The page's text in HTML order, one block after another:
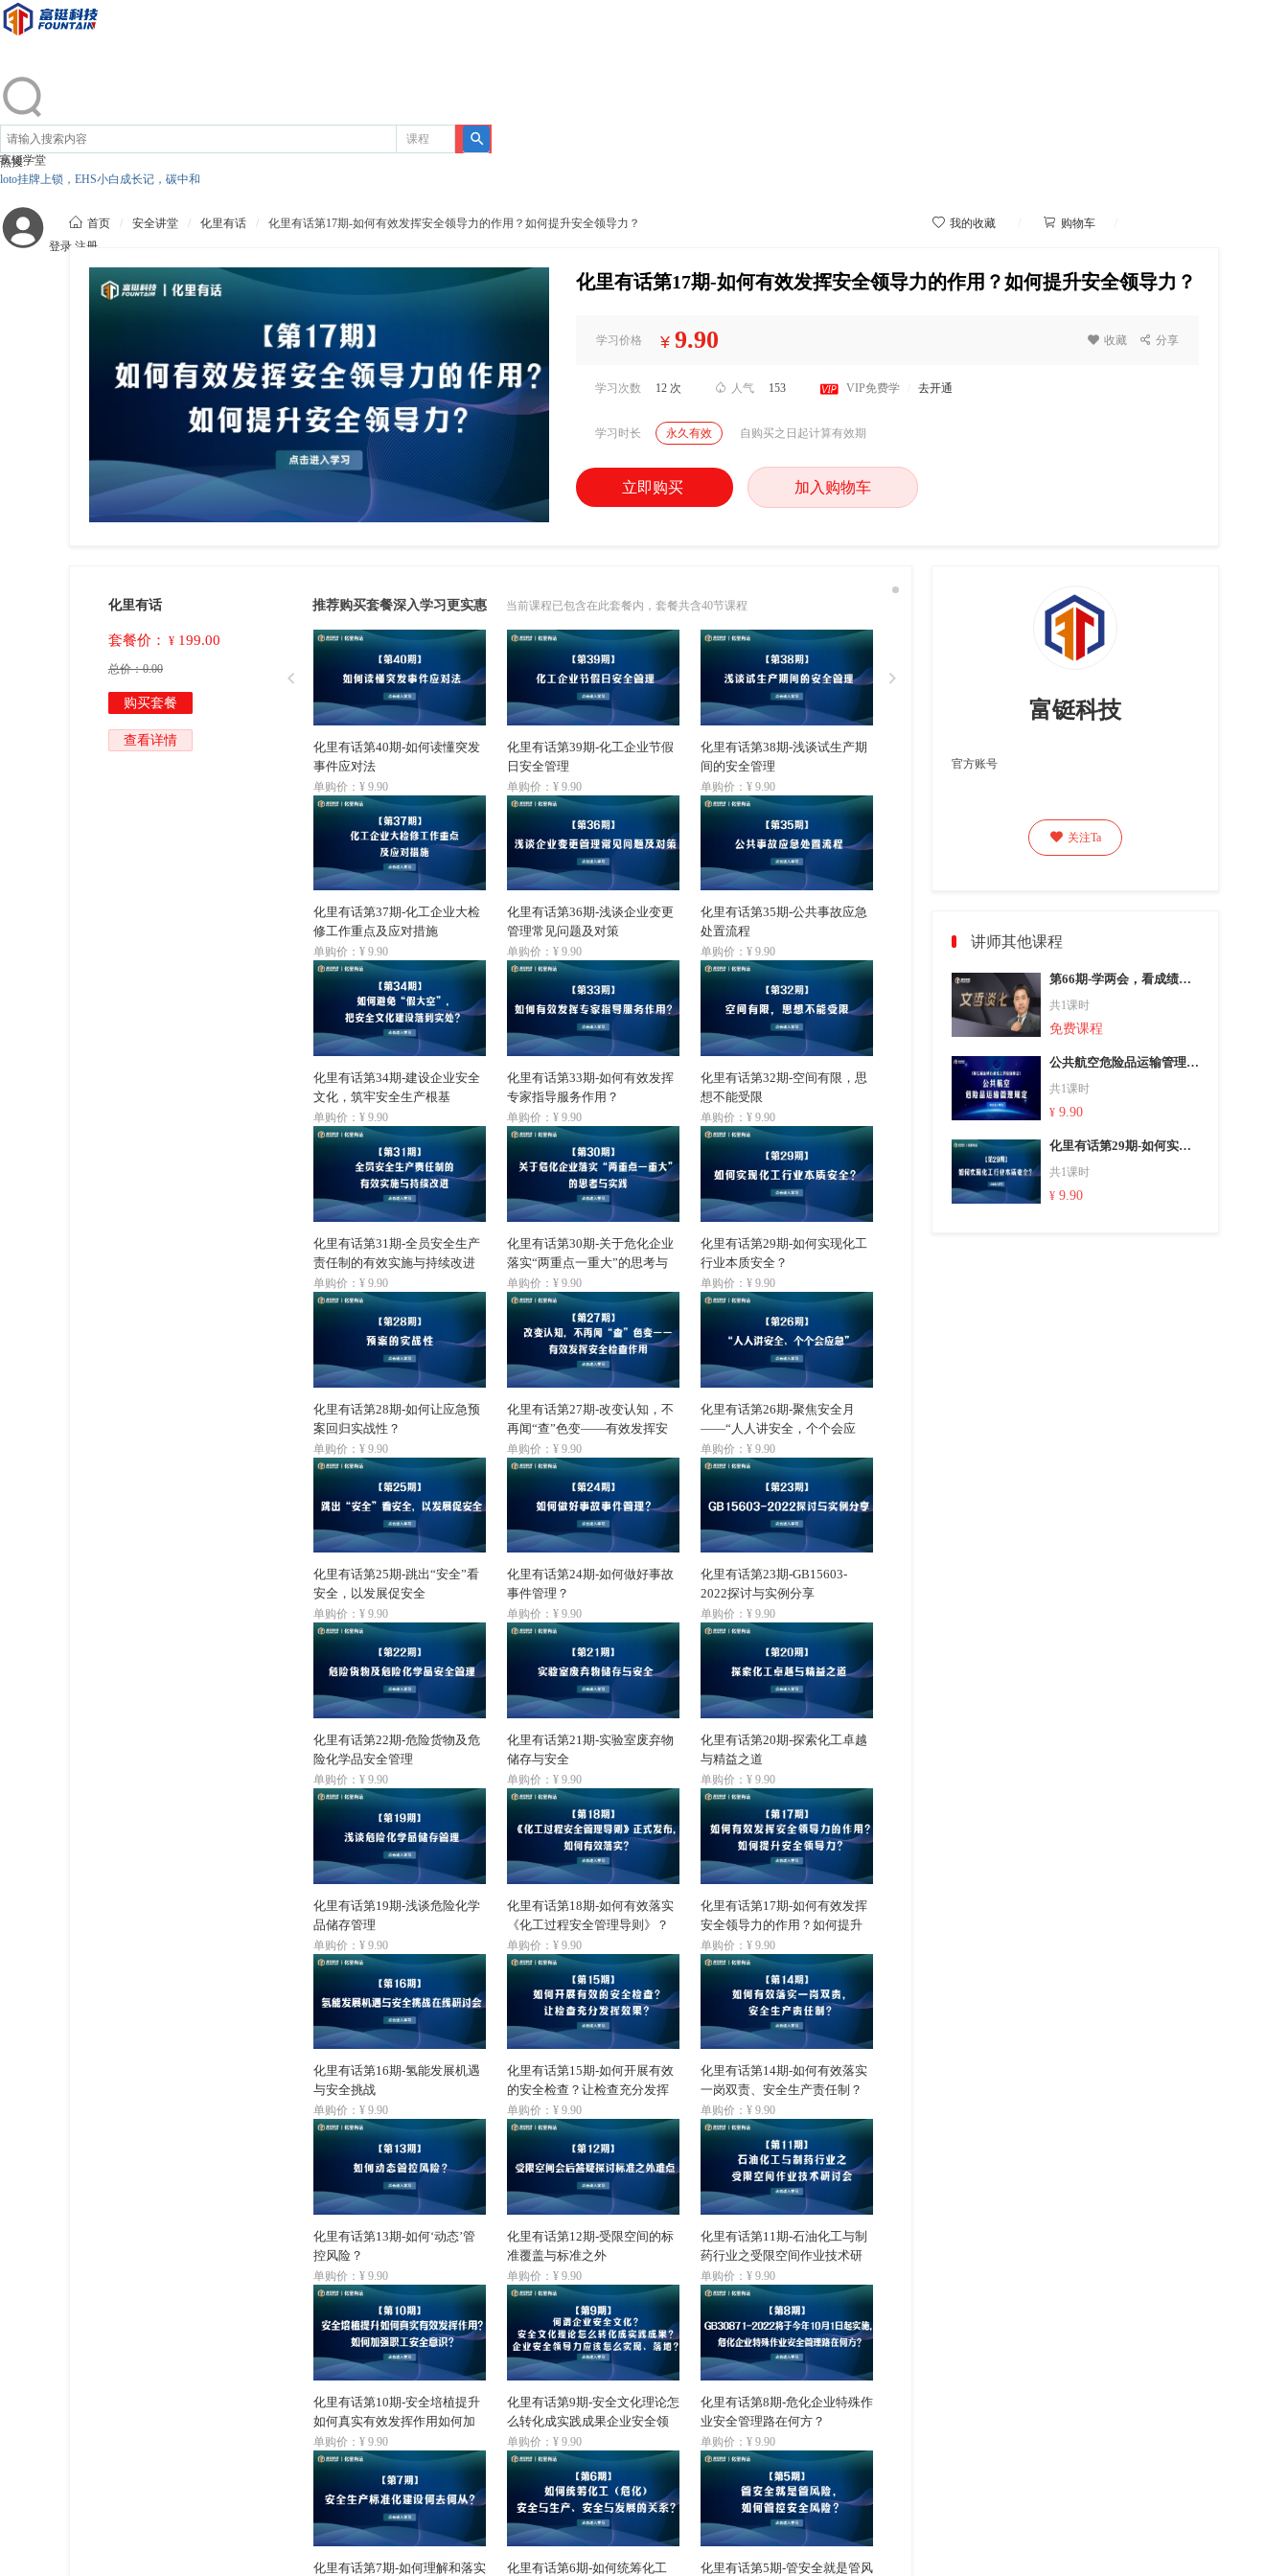
课程
热搜:
loto挂牌上锁，EHS小白成长记，碳中和
登录 注册
富铤学堂
 我的收藏  购物车
 首页 / 安全讲堂 / 化里有话 / 化里有话第17期-如何有效发挥安全领导力的作用？如何提升安全领导力？
化里有话第17期-如何有效发挥安全领导力的作用？如何提升安全领导力？
学习价格 ¥ 9.90  收藏  分享
学习次数 12 次  人气 153  VIP免费学 去开通
学习时长 永久有效 自购买之日起计算有效期
立即购买 加入购物车
化里有话
套餐价： ¥ 199.00
总价：0.00
购买套餐
查看详情

推荐购买套餐深入学习更实惠 当前课程已包含在此套餐内，套餐共含40节课程
化里有话第40期-如何读懂突发
事件应对法
单购价：¥ 9.90
化里有话第39期-化工企业节假
日安全管理
单购价：¥ 9.90
化里有话第38期-浅谈试生产期
间的安全管理
单购价：¥ 9.90
化里有话第37期-化工企业大检
修工作重点及应对措施
单购价：¥ 9.90
化里有话第36期-浅谈企业变更
管理常见问题及对策
单购价：¥ 9.90
化里有话第35期-公共事故应急
处置流程
单购价：¥ 9.90
化里有话第34期-建设企业安全
文化，筑牢安全生产根基
单购价：¥ 9.90
化里有话第33期-如何有效发挥
专家指导服务作用？
单购价：¥ 9.90
化里有话第32期-空间有限，思
想不能受限
单购价：¥ 9.90
化里有话第31期-全员安全生产
责任制的有效实施与持续改进
单购价：¥ 9.90
化里有话第30期-关于危化企业
落实“两重点一重大”的思考与
实践
单购价：¥ 9.90
化里有话第29期-如何实现化工
行业本质安全？
单购价：¥ 9.90
化里有话第28期-如何让应急预
案回归实战性？
单购价：¥ 9.90
化里有话第27期-改变认知，不
再闻“查”色变——有效发挥安
全检查作用
单购价：¥ 9.90
化里有话第26期-聚焦安全月
——“人人讲安全，个个会应
急”
单购价：¥ 9.90
化里有话第25期-跳出“安全”看
安全，以发展促安全
单购价：¥ 9.90
化里有话第24期-如何做好事故
事件管理？
单购价：¥ 9.90
化里有话第23期-GB15603-
2022探讨与实例分享
单购价：¥ 9.90
化里有话第22期-危险货物及危
险化学品安全管理
单购价：¥ 9.90
化里有话第21期-实验室废弃物
储存与安全
单购价：¥ 9.90
化里有话第20期-探索化工卓越
与精益之道
单购价：¥ 9.90
化里有话第19期-浅谈危险化学
品储存管理
单购价：¥ 9.90
化里有话第18期-如何有效落实
《化工过程安全管理导则》？
单购价：¥ 9.90
化里有话第17期-如何有效发挥
安全领导力的作用？如何提升
安全领导力？
单购价：¥ 9.90
化里有话第16期-氢能发展机遇
与安全挑战
单购价：¥ 9.90
化里有话第15期-如何开展有效
的安全检查？让检查充分发挥
效果？
单购价：¥ 9.90
化里有话第14期-如何有效落实
一岗双责、安全生产责任制？
单购价：¥ 9.90
化里有话第13期-如何‘动态’管
控风险？
单购价：¥ 9.90
化里有话第12期-受限空间的标
准覆盖与标准之外
单购价：¥ 9.90
化里有话第11期-石油化工与制
药行业之受限空间作业技术研
讨会
单购价：¥ 9.90
化里有话第10期-安全培植提升
如何真实有效发挥作用如何加
强职工安全意识？
单购价：¥ 9.90
化里有话第9期-安全文化理论怎
么转化成实践成果企业安全领
导力应该怎么实现、落地？
单购价：¥ 9.90
化里有话第8期-危化企业特殊作
业安全管理路在何方？
单购价：¥ 9.90
化里有话第7期-如何理解和落实 化里有话第6期-如何统筹化工 化里有话第5期-管安全就是管风

富铤科技
官方账号
 关注Ta
讲师其他课程
第66期-学两会，看成绩，查问题
共1课时
免费课程
公共航空危险品运输管理规定
共1课时
¥ 9.90
化里有话第29期-如何实现化工行业本质安全？
共1课时
¥ 9.90